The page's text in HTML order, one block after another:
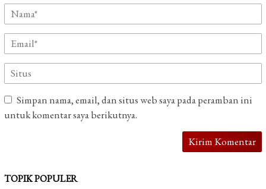
Simpan nama, email, dan situs web saya pada peramban ini
untuk komentar saya berikutnya.
TOPIK POPULER